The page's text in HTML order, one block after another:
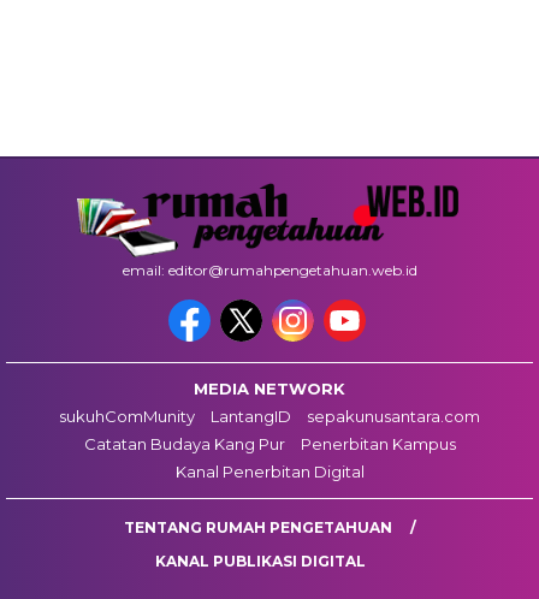
email: editor@rumahpengetahuan.web.id
MEDIA NETWORK
sukuhComMunity
LantangID
sepakunusantara.com
Catatan Budaya Kang Pur
Penerbitan Kampus
Kanal Penerbitan Digital
TENTANG RUMAH PENGETAHUAN
KANAL PUBLIKASI DIGITAL